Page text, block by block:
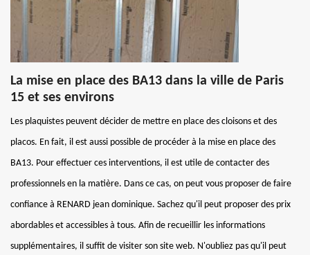
La mise en place des BA13 dans la ville de Paris
15 et ses environs
Les plaquistes peuvent décider de mettre en place des cloisons et des
placos. En fait, il est aussi possible de procéder à la mise en place des
BA13. Pour effectuer ces interventions, il est utile de contacter des
professionnels en la matière. Dans ce cas, on peut vous proposer de faire
confiance à RENARD jean dominique. Sachez qu'il peut proposer des prix
abordables et accessibles à tous. Afin de recueillir les informations
supplémentaires, il suffit de visiter son site web. N'oubliez pas qu'il peut